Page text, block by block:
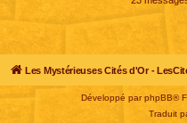
Les Mystérieuses Cités d'Or -
Développé parphpBB®
Traduit